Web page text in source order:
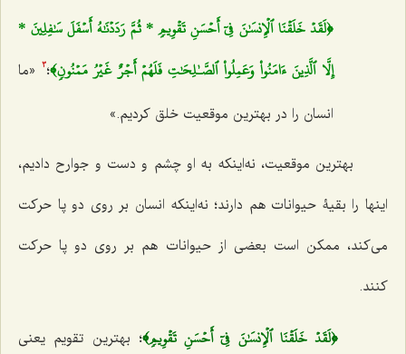
﴿لَقَدۡ خَلَقۡنَا ٱلۡإِنسَٰنَ فِيٓ أَحۡسَنِ تَقۡوِيمٖ * ثُمَّ رَدَدۡنَٰهُ أَسۡفَلَ سَٰفِلِينَ *
إِلَّا ٱلَّذِينَ ءَامَنُواْ وَعَمِلُواْ ٱلصَّـٰلِحَٰتِ فَلَهُمۡ أَجۡرٌ غَيۡرُ مَمۡنُونٖ﴾؛3
«ما
انسان را در بهترین موقعیت خلق کردیم.»
بهترین موقعیت، نه‌اینکه به او چشم و دست و جوارح دادیم،
اینها را بقیۀ حیوانات هم دارند؛ نه‌اینکه انسان بر روی دو پا حرکت
می‌کند، ممکن است بعضی از حیوانات هم بر روی دو پا حرکت
کنند.
﴿لَقَدۡ خَلَقۡنَا ٱلۡإِنسَٰنَ فِيٓ أَحۡسَنِ تَقۡوِيمٖ﴾؛ بهترین تقویم یعنی